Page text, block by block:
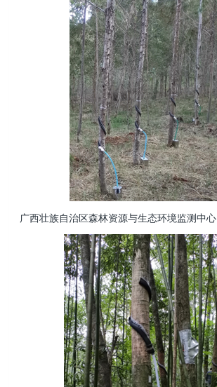
广西壮族自治区森林资源与生态环境监测中心